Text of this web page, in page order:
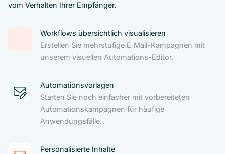
vom Verhalten Ihrer Empfänger.
Workflows übersichtlich visualisieren
Erstellen Sie mehrstufige E‑Mail-Kampagnen mit
unserem visuellen Automations-Editor.
Automationsvorlagen
Starten Sie noch einfacher mit vorbereiteten
Automationskampagnen für häufige
Anwendungsfälle.
Personalisierte Inhalte